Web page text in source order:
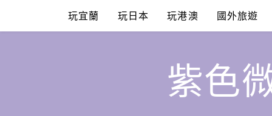
content
玩宜蘭 玩日本 玩港澳 國外旅遊
紫色